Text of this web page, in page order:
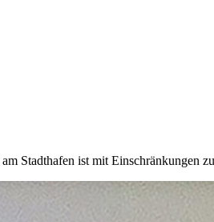
Stadthafen ist mit Einschränkungen